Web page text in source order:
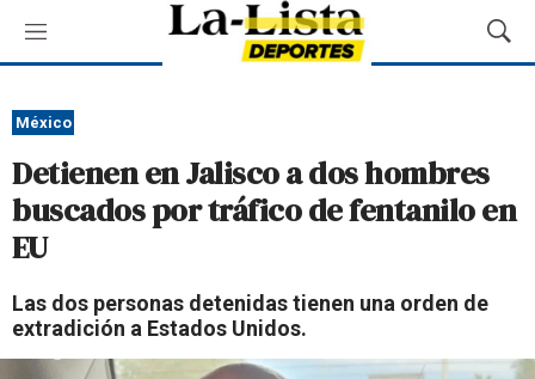
M
e
ú
M
o
B
México
Detienen en Jalisco a dos hombres
buscados por tráfico de fentanilo en
EU
Las dos personas detenidas tienen una orden de
extradición a Estados Unidos.